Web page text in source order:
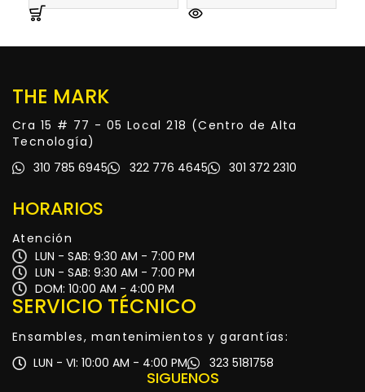
THE MARK
Cra 15 # 77 - 05 Local 218 (Centro de Alta
Tecnología)
310 785 6945
322 776 4645 301 372 2310
HORARIOS
Atención
LUN - SAB: 9:30 AM - 7:00 PM
LUN - SAB: 9:30 AM - 7:00 PM
DOM: 10:00 AM - 4:00 PM
SERVICIO TÉCNICO
Ensambles, mantenimientos y garantías:
LUN - VI: 10:00 AM - 4:00 PM
323 5181758
SIGUENOS